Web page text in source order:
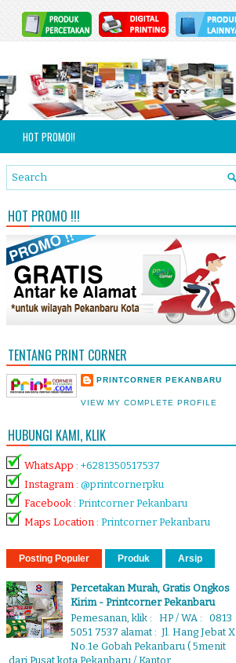
HOT PROMO!!
HOT PROMO !!!
TENTANG PRINT CORNER
PRINTCORNER PEKANBARU
VIEW MY COMPLETE PROFILE
HUBUNGI KAMI, KLIK
WhatsApp : +6281350517537
Instagram : @printcornerpku
Facebook : Printcorner Pekanbaru
Maps Location : Printcorner Pekanbaru
Posting Populer Produk Arsip
Percetakan Murah, Gratis Ongkos
Kirim - Printcorner Pekanbaru
Pemesanan, klik : HP / WA : 0813
5051 7537 alamat : Jl. Hang Jebat X
No.1e Gobah Pekanbaru ( 5menit
dari Pusat kota Pekanbaru / Kantor...